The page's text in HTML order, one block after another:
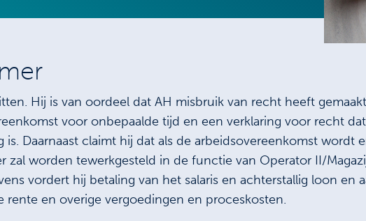
Hij is van oordeel dat AH misbruik van recht heeft
voor onbepaalde tijd en een verklaring voor recht
is. Daarnaast claimt hij dat als de arbeidsovereenkomst wordt
zal worden tewerkgesteld in de functie van Operator II/
vordert hij betaling van het salaris en achterstallig loon
en overige vergoedingen en proceskosten.